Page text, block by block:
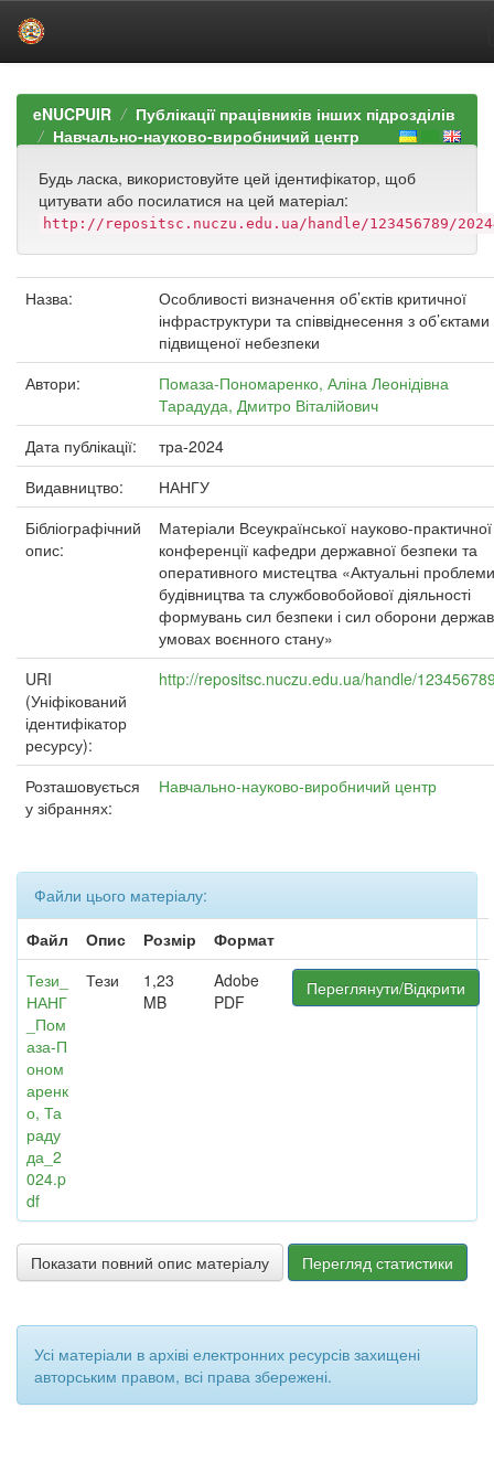
navigationeNUCPUIR
Публікації працівників інших підрозділів
Навчально-науково-виробничий центр
Будь ласка, використовуйте цей ідентифікатор, щоб
цитувати або посилатися на цей матеріал:
http://repositsc.nuczu.edu.ua/handle/123456789/
Назва:
Особливості визначення об’єктів критичної
інфраструктури та співвіднесення з об’єктами
підвищеної небезпеки
Автори:
Помаза-Пономаренко, Аліна Леонідівна
Тарадуда, Дмитро Віталійович
Дата публікації:
тра-2024
Видавництво:
НАНГУ
Бібліографічний
опис:
Матеріали Всеукраїнської науково-практичної
конференції кафедри державної безпеки та
оперативного мистецтва «Актуальні проблеми
будівництва та службовобойової діяльності
формувань сил безпеки і сил оборони
умовах воєнного стану»
URI
(Уніфікований
ідентифікатор
ресурсу):
http://repositsc.nuczu.edu.ua/handle/
Розташовується
у зібраннях:
Навчально-науково-виробничий центр
Файли цього матеріалу:
Файл
Опис Розмір
Формат
Тези_
НАНГ
_Пом
аза-П
оном
аренк
о, Та
раду
да_2
024.p
df
Тези
1,23
MB
Adobe
PDF
Переглянути/Відкрити
Показати повний опис матеріалу Перегляд статистики
Усі матеріали в архіві електронних ресурсів захищені
авторським правом, всі права збережені.